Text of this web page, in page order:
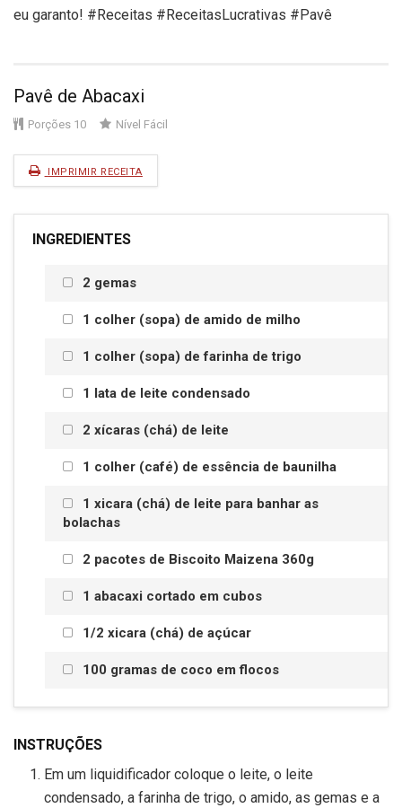
eu garanto! #Receitas #ReceitasLucrativas #Pavê
Pavê de Abacaxi
Porções 10 Nível Fácil
IMPRIMIR RECEITA
INGREDIENTES
2 gemas
1 colher (sopa) de amido de milho
1 colher (sopa) de farinha de trigo
1 lata de leite condensado
2 xícaras (chá) de leite
1 colher (café) de essência de baunilha
1 xicara (chá) de leite para banhar as
bolachas
2 pacotes de Biscoito Maizena 360g
1 abacaxi cortado em cubos
1/2 xicara (chá) de açúcar
100 gramas de coco em flocos
INSTRUÇÕES
Em um liquidificador coloque o leite, o leite
condensado, a farinha de trigo, o amido, as gemas e a